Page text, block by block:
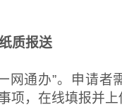
质报送
通办”。申请者
项，在线填报并